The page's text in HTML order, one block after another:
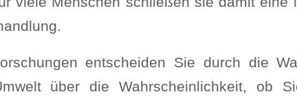
entscheiden Sie durch die
über die Wahrscheinlichkeit, ob